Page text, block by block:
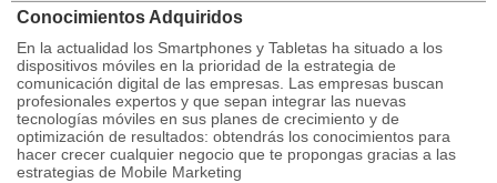
Conocimientos Adquiridos
En la actualidad los Smartphones y Tabletas ha situado a los
dispositivos móviles en la prioridad de la estrategia de
comunicación digital de las empresas. Las empresas buscan
profesionales expertos y que sepan integrar las nuevas
tecnologías móviles en sus planes de crecimiento y de
optimización de resultados: obtendrás los conocimientos para
hacer crecer cualquier negocio que te propongas gracias a las
estrategias de Mobile Marketing